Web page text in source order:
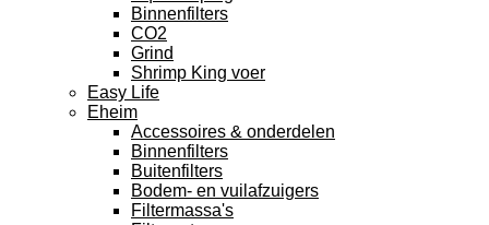
Binnenfilters
CO2
Grind
Shrimp King voer
Easy Life
Eheim
Accessoires & onderdelen
Binnenfilters
Buitenfilters
Bodem- en vuilafzuigers
Filtermassa's